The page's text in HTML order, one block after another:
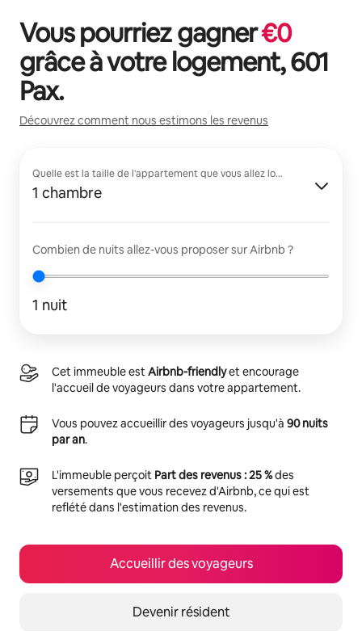
Vous pourriez gagner€0
grâce à votre logement,601
Pax.
Découvrez comment nous estimons les revenus
Quelle est la taille de l'appartement que vous allez louer ?
1 chambre
Combien de nuits allez-vous proposer sur Airbnb ?
1 nuit
Cet immeuble estAirbnb-friendlyet encourage
l'accueil de voyageurs dans votre appartement.
Vous pouvez accueillir des voyageurs jusqu'à 90 nuits
par an.
L'immeuble perçoit Part des revenus : 25 %des
versements que vous recevez d'Airbnb, ce qui est
reflété dans l'estimation des revenus.
Accueillir des voyageurs
Devenir résident